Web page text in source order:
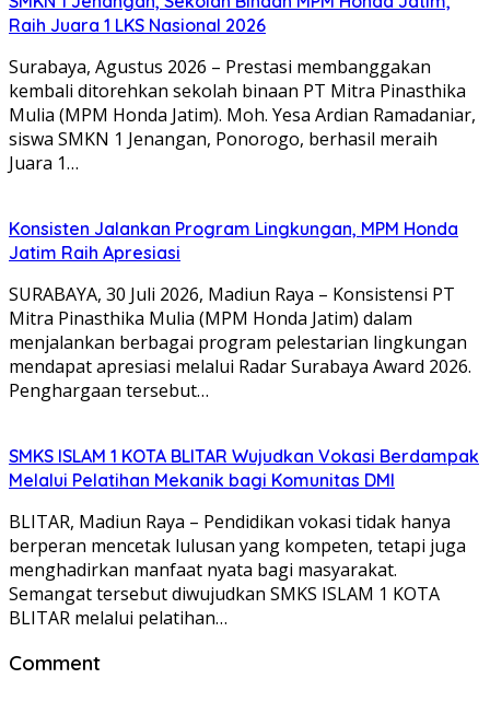
Raih Juara 1 LKS Nasional 2026
Surabaya, Agustus 2026 – Prestasi membanggakan
kembali ditorehkan sekolah binaan PT Mitra Pinasthika
Mulia (MPM Honda Jatim). Moh. Yesa Ardian Ramadaniar,
siswa SMKN 1 Jenangan, Ponorogo, berhasil meraih
Juara 1…
Konsisten Jalankan Program Lingkungan, MPM Honda
Jatim Raih Apresiasi
SURABAYA, 30 Juli 2026, Madiun Raya – Konsistensi PT
Mitra Pinasthika Mulia (MPM Honda Jatim) dalam
menjalankan berbagai program pelestarian lingkungan
mendapat apresiasi melalui Radar Surabaya Award 2026.
Penghargaan tersebut…
SMKS ISLAM 1 KOTA BLITAR Wujudkan Vokasi Berdampak
Melalui Pelatihan Mekanik bagi Komunitas DMI
BLITAR, Madiun Raya – Pendidikan vokasi tidak hanya
berperan mencetak lulusan yang kompeten, tetapi juga
menghadirkan manfaat nyata bagi masyarakat.
Semangat tersebut diwujudkan SMKS ISLAM 1 KOTA
BLITAR melalui pelatihan…
Comment